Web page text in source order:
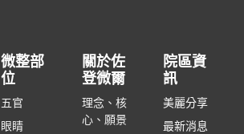
微整部
位
五官
眼睛
關於佐
登微爾
理念、核
心、願景
院區資
訊
美麗分享
最新消息